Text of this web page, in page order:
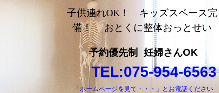
長岡京市の整体【おとく
に整体おっとせい】長岡
京駅と長岡天神駅から徒
歩5分の整体院
子供連れOK！ キッズスペース完
備！ おとくに整体おっとせい
予約優先制 妊婦さんOK
TEL:075-954-6563
「ホームページを見て・・・」とお電話ください